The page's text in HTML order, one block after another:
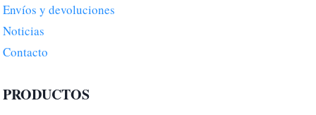
Envíos y devoluciones
Noticias
Contacto
PRODUCTOS